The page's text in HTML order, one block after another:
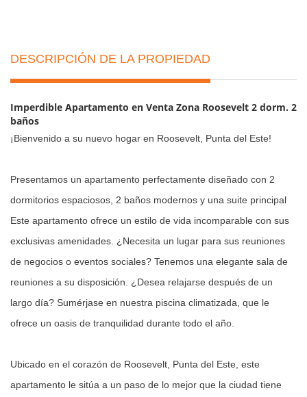
DESCRIPCIÓN DE LA PROPIEDAD
Imperdible Apartamento en Venta Zona Roosevelt 2 dorm. 2
baños
¡Bienvenido a su nuevo hogar en Roosevelt, Punta del Este!
Presentamos un apartamento perfectamente diseñado con 2
dormitorios espaciosos, 2 baños modernos y una suite principal
Este apartamento ofrece un estilo de vida incomparable con sus
exclusivas amenidades. ¿Necesita un lugar para sus reuniones
de negocios o eventos sociales? Tenemos una elegante sala de
reuniones a su disposición. ¿Desea relajarse después de un
largo día? Sumérjase en nuestra piscina climatizada, que le
ofrece un oasis de tranquilidad durante todo el año.
Ubicado en el corazón de Roosevelt, Punta del Este, este
apartamento le sitúa a un paso de lo mejor que la ciudad tiene